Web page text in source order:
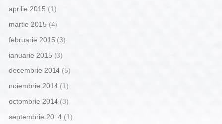
aprilie 2015 (1)
martie 2015 (4)
februarie 2015 (3)
ianuarie 2015 (3)
decembrie 2014(5)
noiembrie 2014(1)
octombrie 2014(3)
septembrie 2014(1)